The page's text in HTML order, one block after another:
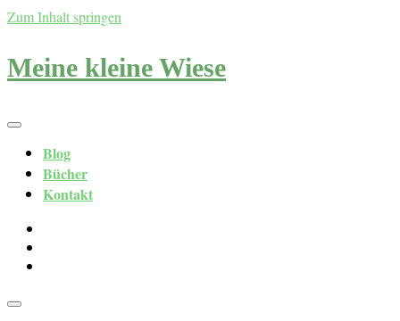
Zum Inhalt springen
Meine kleine Wiese
Blog
Bücher
Kontakt